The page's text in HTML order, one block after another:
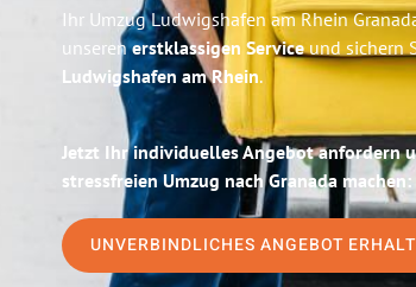
Ihr Umzug Ludwigshafen am Rhein
unserenerstklassigen Serviceund sichern
Ludwigshafen am Rhein.
Jetzt Ihr individuelles Angebot anfordern
stressfreien Umzug nach Granada machen:
UNVERBINDLICHES ANGEBOT